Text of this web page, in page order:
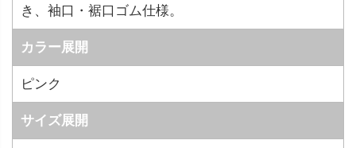
き、袖口・裾口ゴム仕様。
カラー展開
ピンク
サイズ展開